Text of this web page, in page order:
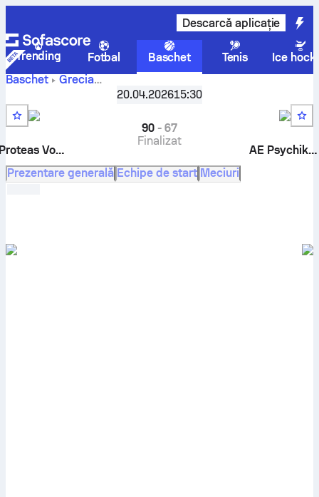
Descarcă aplicație
Trending Fotbal Baschet Tenis
Ice
Baschet
Grecia
Elite League, Playoff,Sferturile de finala
Voulas vs AE Psychikou scoruri live, confruntare directă,
program, pronosticuri și statistici
20.04.202615:30
Proteas Voulas
90-67
Finalizat
AE Psychikou
Prezentare generală Echipe de start Meciuri